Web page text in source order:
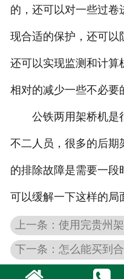
的，还可以对一些过卷
现合适的保护，还可以
还可以实现监测和计算
相对的减少一些不必要
公铁两用架桥机是
不二人员，很多的后期
的排除故障是需要一段
可以缓解一下这样的局
上一条：使用完贵州
下一条：怎么能买到